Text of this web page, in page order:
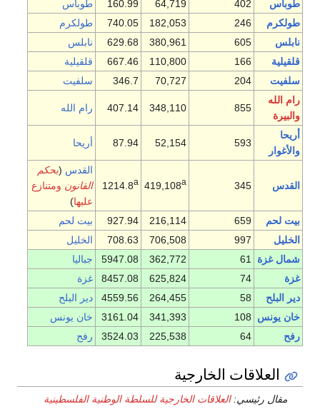
طوباس
402
64,719
160.99
طوباس
طولكرم
246
182,053
740.05
طولكرم
نابلس
605
380,961
629.68
نابلس
قلقيلية
166
110,800
667.46
قلقيلية
سلفيت
204
70,727
346.7
سلفيت
رام الله
والبيرة
855
348,110
407.14 رام الله
أريحا
والأغوار
593
52,154
87.94 أريحا
القدس 345
419,108a
1214.8a
القدس (بحكم
القانون ومتنازع
عليها)
بيت لحم
659
216,114
927.94
بيت لحم
الخليل
997
706,508
708.63
الخليل
شمال غزة 61
362,772
5947.08
جباليا
غزة
74
625,824
8457.08
غزة
دير البلح
58
264,455
4559.56
دير البلح
خان يونس
108
341,393
3161.04
خان يونس
رفح
64
225,538
3524.03 رفح
العلاقات الخارجية
مقال رئيسي:العلاقات الخارجية للسلطة الوطنية الفلسطينية